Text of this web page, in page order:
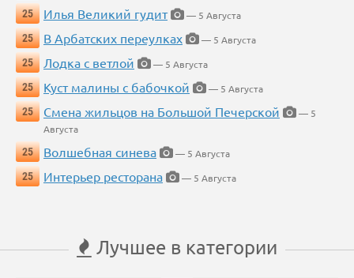
25
Илья Великий гудит
— 5 Августа
25
В Арбатских переулках
— 5 Августа
25
Лодка с ветлой
— 5 Августа
25
Куст малины с бабочкой
— 5 Августа
25
Смена жильцов на Большой Печерской
— 5
Августа
25
Волшебная синева
— 5 Августа
25
Интерьер ресторана — 5 Августа
Лучшее в категории